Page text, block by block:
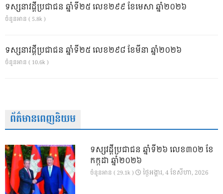
ទស្សនាវដ្ដីប្រជាជន ឆ្នាំទី២៥ លេខ២៩៩ ខែមេសា ឆ្នាំ២០២៦
ចំនួនអាន ( 5.8k )
ទស្សនាវដ្ដីប្រជាជន ឆ្នាំទី២៥ លេខ២៩៨ ខែមីនា ឆ្នាំ២០២៦
ចំនួនអាន ( 10.6k )
ព័ត៌មានពេញនិយម
ទស្សវដ្តីប្រជាជន ឆ្នាំទី២៦ លេខ៣០២ ខែ
កក្កដា ឆ្នាំ២០២៦
ចំនួនអាន ( 29.1k ) ថ្ងៃ​អង្គារ, 4 ខែ​សីហា, 2026